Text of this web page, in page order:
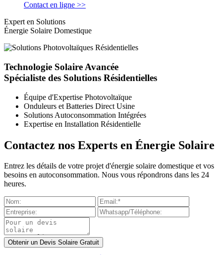
Contact en ligne >>
Expert en Solutions
Énergie Solaire Domestique
Technologie Solaire Avancée
Spécialiste des Solutions Résidentielles
Équipe d'Expertise Photovoltaïque
Onduleurs et Batteries Direct Usine
Solutions Autoconsommation Intégrées
Expertise en Installation Résidentielle
Contactez nos Experts en Énergie Solaire
Entrez les détails de votre projet d'énergie solaire domestique et vos
besoins en autoconsommation. Nous vous répondrons dans les 24
heures.